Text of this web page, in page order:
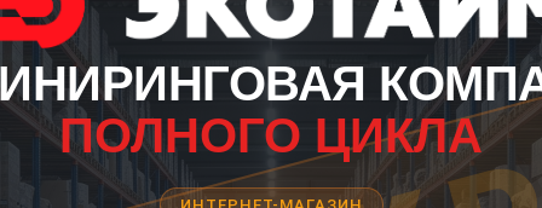
ПОЛНОГО ЦИКЛА
ИНТЕРНЕТ-МАГАЗИН